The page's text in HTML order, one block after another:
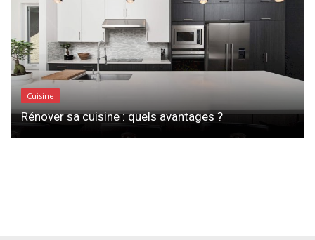
Cuisine
Rénover sa cuisine : quels avantages ?